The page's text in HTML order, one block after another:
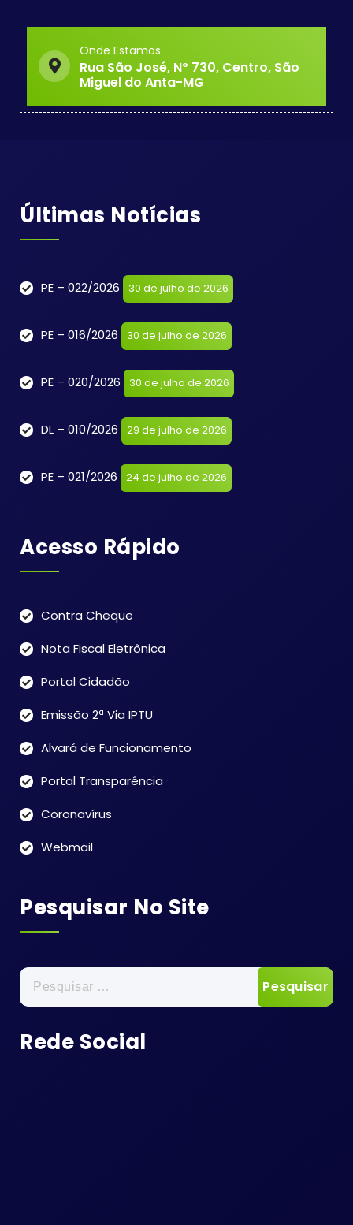
Onde Estamos
Rua São José, Nº 730, Centro, São
Miguel do Anta-MG
Últimas Notícias
PE – 022/2026 30 de julho de 2026
PE – 016/2026 30 de julho de 2026
PE – 020/2026 30 de julho de 2026
DL – 010/2026 29 de julho de 2026
PE – 021/2026 24 de julho de 2026
Acesso Rápido
Contra Cheque
Nota Fiscal Eletrônica
Portal Cidadão
Emissão 2ª Via IPTU
Alvará de Funcionamento
Portal Transparência
Coronavírus
Webmail
Pesquisar No Site
Pesquisar
por:
Rede Social